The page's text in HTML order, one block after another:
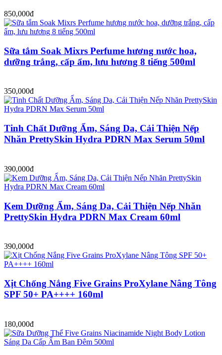
850,000đ
Sữa tắm Soak Mixrs Perfume hương nước hoa,
dưỡng trắng, cấp ẩm, lưu hương 8 tiếng 500ml
350,000đ
Tinh Chất Dưỡng Ẩm, Sáng Da, Cải Thiện Nếp
Nhăn PrettySkin Hydra PDRN Max Serum 50ml
390,000đ
Kem Dưỡng Ẩm, Sáng Da, Cải Thiện Nếp Nhăn
PrettySkin Hydra PDRN Max Cream 60ml
390,000đ
Xịt Chống Nắng Five Grains ProXylane Nâng Tông
SPF 50+ PA++++ 160ml
180,000đ